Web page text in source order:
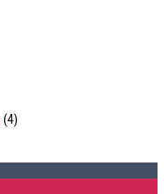
(4)